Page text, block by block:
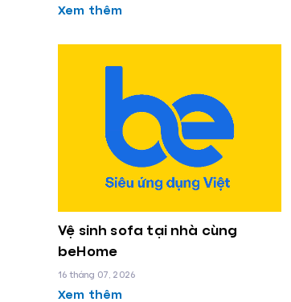
Xem thêm
Vệ sinh sofa tại nhà cùng
beHome
16 tháng 07, 2026
Xem thêm